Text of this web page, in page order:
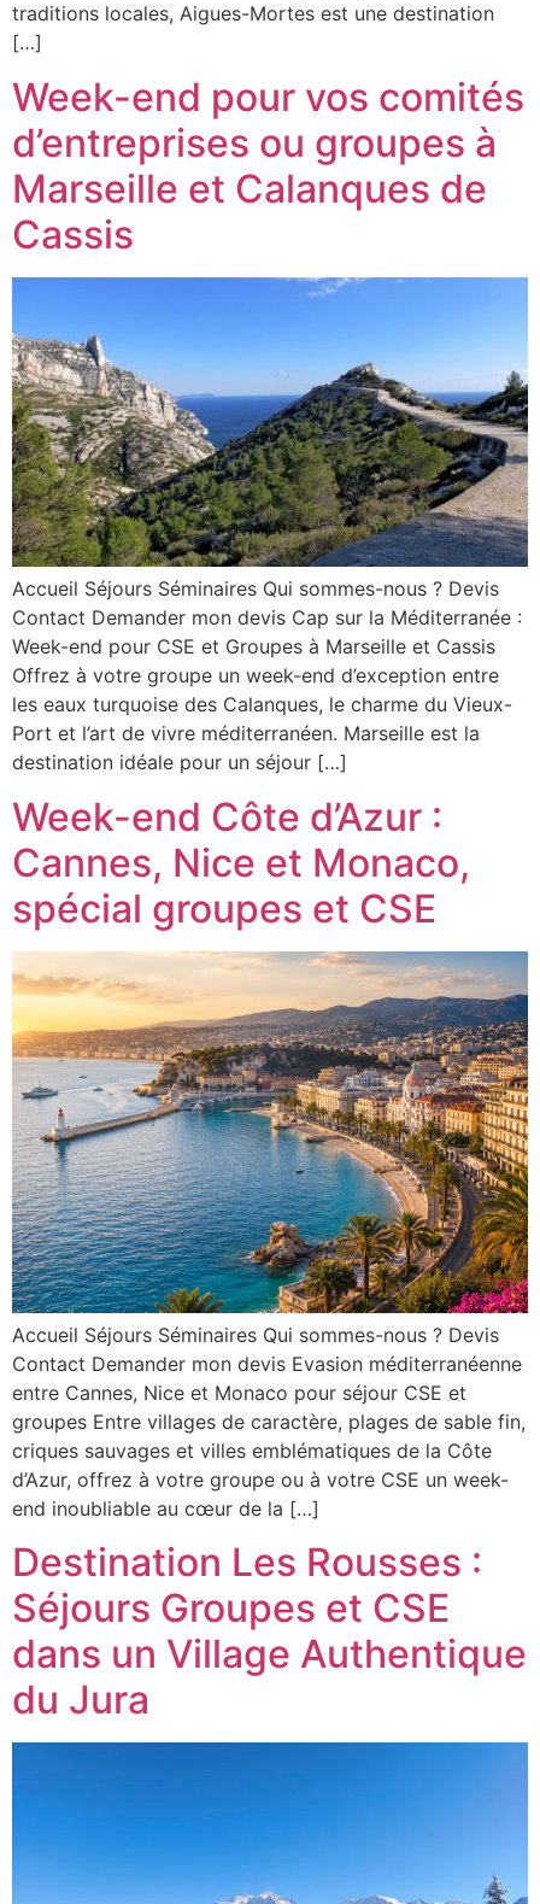
traditions locales, Aigues-Mortes est une destination
[…]
Week-end pour vos comités
d’entreprises ou groupes à
Marseille et Calanques de
Cassis
Accueil Séjours Séminaires Qui sommes-nous ? Devis
Contact Demander mon devis Cap sur la Méditerranée :
Week-end pour CSE et Groupes à Marseille et Cassis
Offrez à votre groupe un week-end d’exception entre
les eaux turquoise des Calanques, le charme du Vieux-
Port et l’art de vivre méditerranéen. Marseille est la
destination idéale pour un séjour […]
Week-end Côte d’Azur :
Cannes, Nice et Monaco,
spécial groupes et CSE
Accueil Séjours Séminaires Qui sommes-nous ? Devis
Contact Demander mon devis Evasion méditerranéenne
entre Cannes, Nice et Monaco pour séjour CSE et
groupes Entre villages de caractère, plages de sable fin,
criques sauvages et villes emblématiques de la Côte
d’Azur, offrez à votre groupe ou à votre CSE un week-
end inoubliable au cœur de la […]
Destination Les Rousses :
Séjours Groupes et CSE
dans un Village Authentique
du Jura